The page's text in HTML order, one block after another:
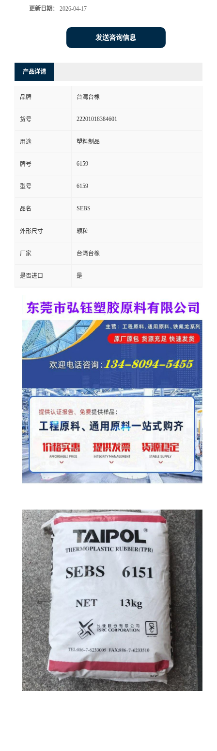
留
言
更新日期： 2026-04-17
发送咨询信息
产品详请
品牌 台湾台橡
货号 22201018384601
用途 塑料制品
牌号 6159
型号 6159
品名 SEBS
外形尺寸 颗粒
厂家 台湾台橡
是否进口 是